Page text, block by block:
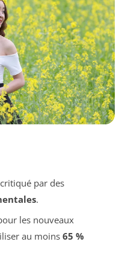
critiqué par des
.
les nouveaux
au moins65 %